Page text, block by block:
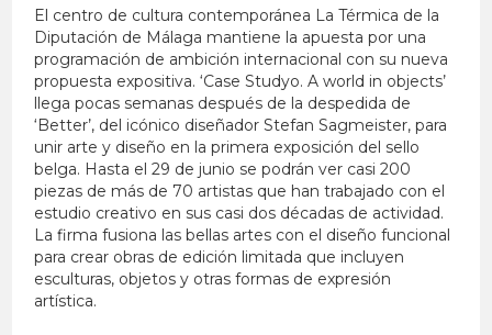
El centro de cultura contemporánea La Térmica de la
Diputación de Málaga mantiene la apuesta por una
programación de ambición internacional con su nueva
propuesta expositiva. ‘Case Studyo. A world in objects’
llega pocas semanas después de la despedida de
‘Better’, del icónico diseñador Stefan Sagmeister, para
unir arte y diseño en la primera exposición del sello
belga. Hasta el 29 de junio se podrán ver casi 200
piezas de más de 70 artistas que han trabajado con el
estudio creativo en sus casi dos décadas de actividad.
La firma fusiona las bellas artes con el diseño funcional
para crear obras de edición limitada que incluyen
esculturas, objetos y otras formas de expresión
artística.